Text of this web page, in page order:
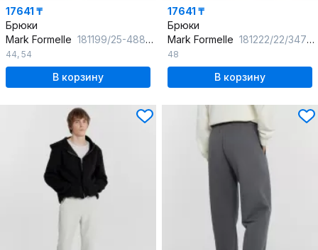
17641 ₸
Брюки
Mark Formelle 181199/25-4889Ц-7П торф
44, 54
В корзину
17641 ₸
Брюки
Mark Formelle 181222/22/3479Ц-7(3) темный_лес
48
В корзину